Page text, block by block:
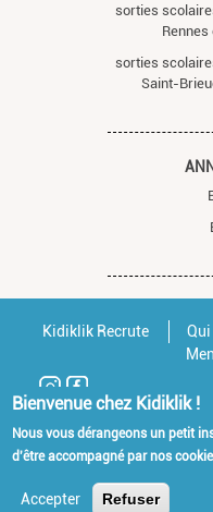
sorties
Rennes
sorties
Saint-
Kidiklik Recrute
Bienvenue chez Kidiklik !
Nous vous dérangeons un petit
d'être accompagné par nos
Accepter Refuser